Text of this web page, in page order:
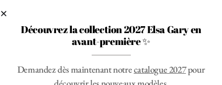
Découvrez la collection 2027 Elsa Gary en
avant-première ✨
Demandez dès maintenant notrecatalogue 2027pour